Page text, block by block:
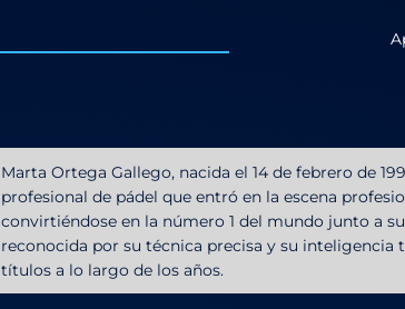
Marta Ortega Gallego, nacida el 14 de febrero de
profesional de pádel que entró en la escena
convirtiéndose en la número 1 del mundo junto a
reconocida por su técnica precisa y su
títulos a lo largo de los años.